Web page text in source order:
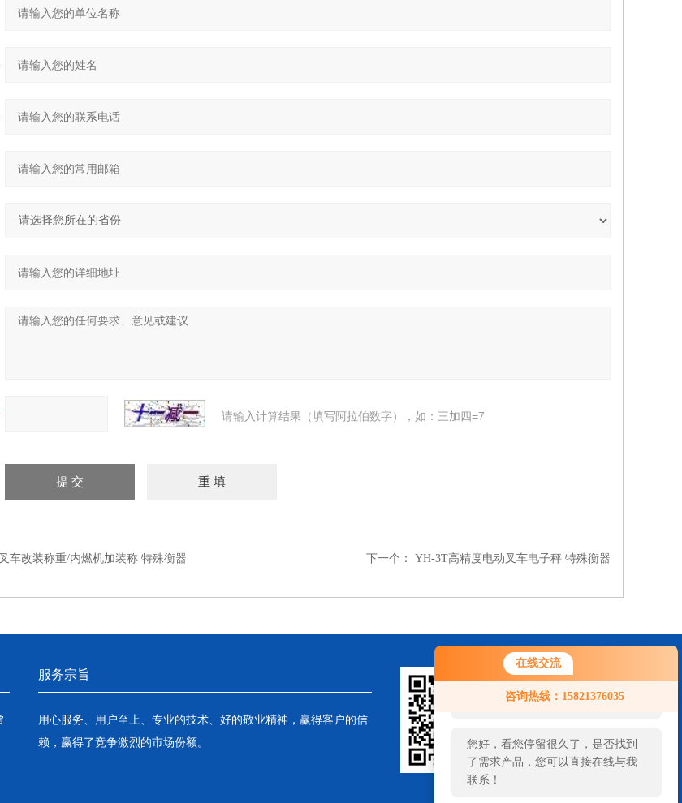
在线交流
咨询热线：15821376035
您好！欢迎前来咨询，很高兴为您
服务，请问您要咨询什么问题呢？
您好，看您停留很久了，是否找到
了需求产品，您可以直接在线与我
联系！
请输入计算结果（填写阿拉伯数字），如：三加四=7
车改装称重/内燃机加装称 特殊衡器 下一个： YH-3T高精度电动叉车电子秤 特殊衡器
服务宗旨
用心服务、用户至上、专业的技术、好的敬业精神，赢得客户的信
赖，赢得了竞争激烈的市场份额。